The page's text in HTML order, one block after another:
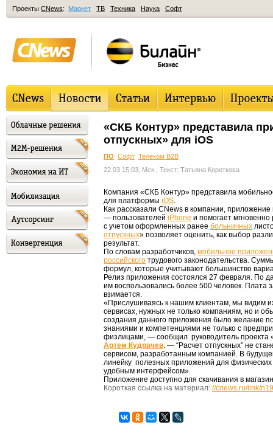
Проекты CNews: Маркет ТВ Техника Наука Софт
«СКБ Контур» представила
отпускных» для iOS
ПО Софт Телеком B2B
22.03 15:03, Мск , Текст: Татьяна Короткова
Компания «СКБ Контур» представила
для платформы iOS.
Как рассказали CNews в компании,
— пользователей iPhone и помогает
с учетом оформленных ранее больничных
отпускных» позволяет оценить, как выбор
результат.
По словам разработчиков, мобильное
российского трудового законодательства.
формул, которые учитывают большинство
Релиз приложения состоялся 27 февраля. По
им воспользовались более 500 человек. Плата
взимается.
«Прислушиваясь к нашим клиентам, мы видим
сервисах, нужных не только компаниям, но и
создания данного приложения было желание
знаниями и компетенциями не только с
физлицами, — сообщил руководитель проекта
Артем Кудрачев. — “Расчет отпускных” не
сервисом, разработанным компанией. В
линейку полезных приложений для
удобным интерфейсом».
Приложение доступно для скачивания в
Короткая ссылка на материал: //cnews.ru/link/